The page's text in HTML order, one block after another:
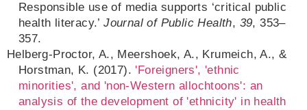
Responsible use of media supports ‘critical public
health literacy.’Journal of Public Health, 39, 353–
357.
Helberg-Proctor, A., Meershoek, A., Krumeich, A., &
Horstman, K. (2017).'Foreigners', 'ethnic
minorities', and 'non-Western allochtoons': an
analysis of the development of 'ethnicity' in health